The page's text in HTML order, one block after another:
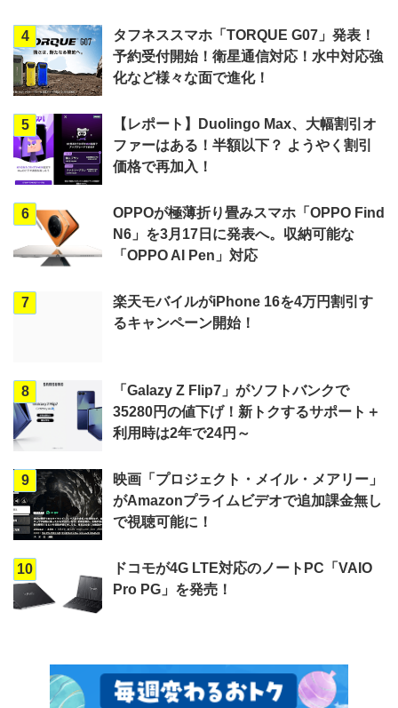
4
タフネススマホ「TORQUE G07」発表！
予約受付開始！衛星通信対応！水中対応強
化など様々な面で進化！
5
【レポート】Duolingo Max、大幅割引オ
ファーはある！半額以下？ ようやく割引
価格で再加入！
6
OPPOが極薄折り畳みスマホ「OPPO Find
N6」を3月17日に発表へ。収納可能な
「OPPO AI Pen」対応
7
楽天モバイルがiPhone 16を4万円割引す
るキャンペーン開始！
8
「Galazy Z Flip7」がソフトバンクで
35280円の値下げ！新トクするサポート＋
利用時は2年で24円～
9
映画「プロジェクト・メイル・メアリー」
がAmazonプライムビデオで追加課金無し
で視聴可能に！
10
ドコモが4G LTE対応のノートPC「VAIO
Pro PG」を発売！